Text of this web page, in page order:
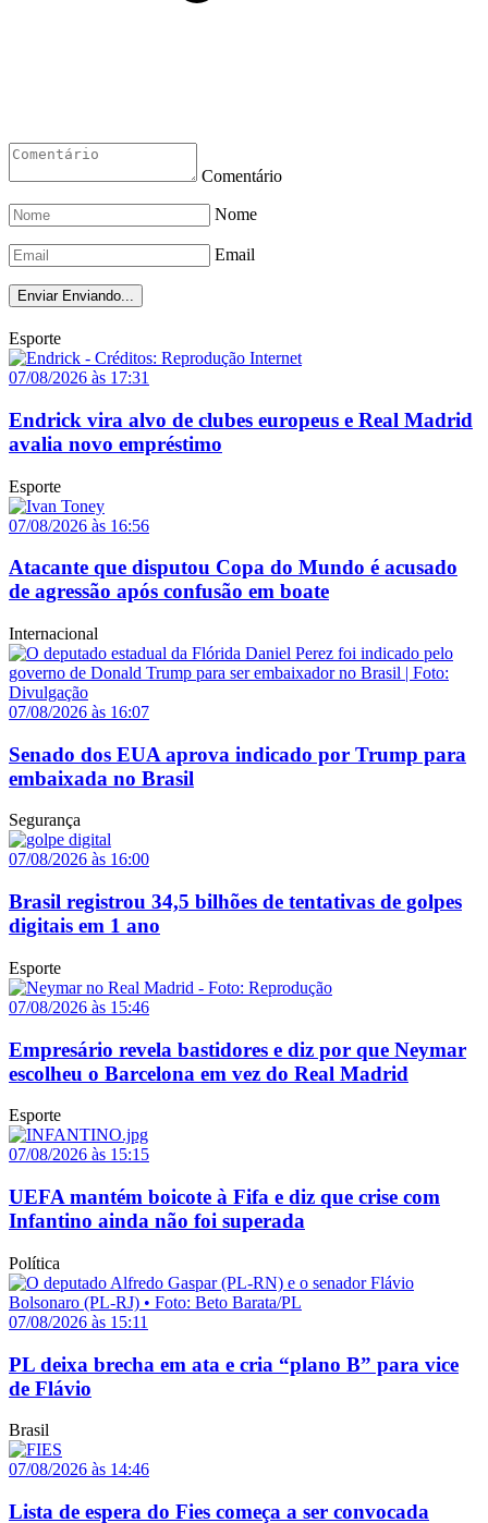
Comentário
Nome
Email
Enviar Enviando...
Esporte
07/08/2026 às 17:31
Endrick vira alvo de clubes europeus e Real Madrid
avalia novo empréstimo
Esporte
07/08/2026 às 16:56
Atacante que disputou Copa do Mundo é acusado
de agressão após confusão em boate
Internacional
07/08/2026 às 16:07
Senado dos EUA aprova indicado por Trump para
embaixada no Brasil
Segurança
07/08/2026 às 16:00
Brasil registrou 34,5 bilhões de tentativas de golpes
digitais em 1 ano
Esporte
07/08/2026 às 15:46
Empresário revela bastidores e diz por que Neymar
escolheu o Barcelona em vez do Real Madrid
Esporte
07/08/2026 às 15:15
UEFA mantém boicote à Fifa e diz que crise com
Infantino ainda não foi superada
Política
07/08/2026 às 15:11
PL deixa brecha em ata e cria “plano B” para vice
de Flávio
Brasil
07/08/2026 às 14:46
Lista de espera do Fies começa a ser convocada